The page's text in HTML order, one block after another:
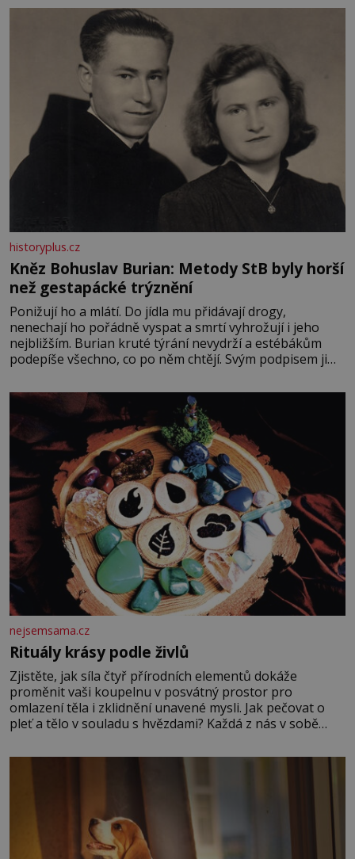
měkkost a bezpečí, proto by pokoj miminka měl působit
především klidně a útulně. Předškolní věk je
historyplus.cz
Kněz Bohuslav Burian: Metody StB byly horší
než gestapácké trýznění
Ponižují ho a mlátí. Do jídla mu přidávají drogy,
nenechají ho pořádně vyspat a smrtí vyhrožují i jeho
nejbližším. Burian kruté týrání nevydrží a estébákům
podepíše všechno, co po něm chtějí. Svým podpisem jim
fyzický ani psychický nátlak. Syn brněnského řezníka
chce být knězem a
nejsemsama.cz
Rituály krásy podle živlů
Zjistěte, jak síla čtyř přírodních elementů dokáže
proměnit vaši koupelnu v posvátný prostor pro
omlazení těla i zklidnění unavené mysli. Jak pečovat o
pleť a tělo v souladu s hvězdami? Každá z nás v sobě
povaze, ale i v potřebách naší pokožky. Ohnivá znamení
Ženy narozené ve znamení Berana, Lva a Střelce v sobě
nesou žár, odvahu a neutuchající elán. Vaše